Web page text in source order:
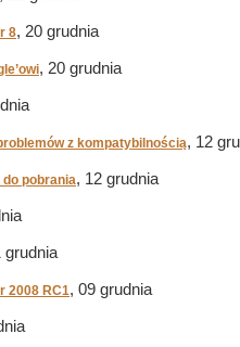
8, 20 grudnia
, 20 grudnia
z kompatybilnością, 12
pobrania, 12 grudnia
grudnia
2008 RC1, 09 grudnia